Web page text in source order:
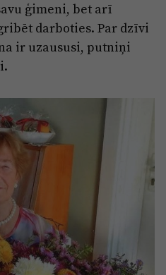
ģimeni, bet arī
darboties. Par dzīvi
ir uzaususi, putniņi